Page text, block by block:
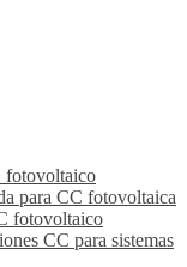
fotovoltaico
para CC fotovoltaica
fotovoltaico
CC para sistemas